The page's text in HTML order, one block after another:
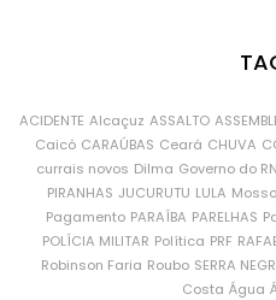
ACIDENTE Alcaçuz ASSALTO
Caicó CARAÚBAS Ceará CHUVA
currais novos Dilma Governo do RN
PIRANHAS JUCURUTU LULA
Pagamento PARAÍBA PARELHAS
POLÍCIA MILITAR Política PRF
Robinson Faria Roubo SERRA
Costa Água